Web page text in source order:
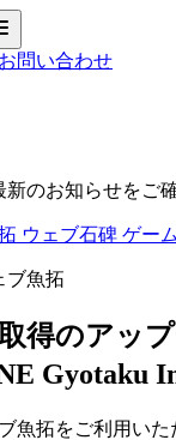
お問い合わせ
のお知らせをご
ウェブ石碑 ゲーム
ブ魚拓
取得のアッ
Gyotaku
魚拓をご利用い